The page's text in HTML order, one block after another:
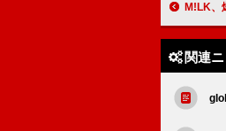
M!LK、爆
関連